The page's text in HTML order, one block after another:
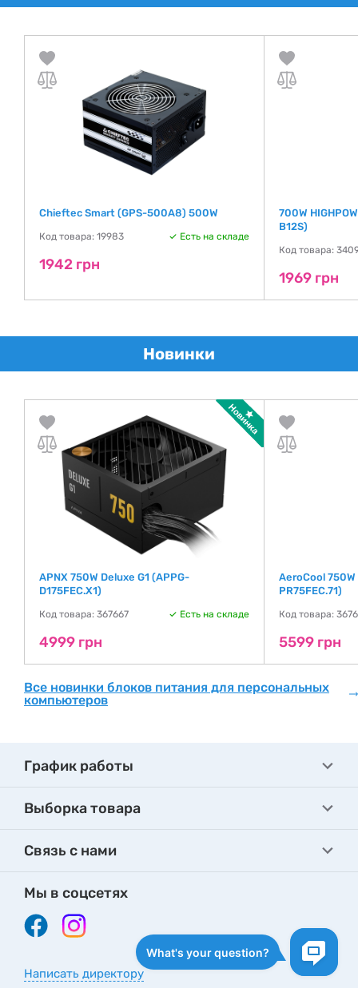
Chieftec Smart (GPS-500A8) 500W
Код товара: 19983 Есть на складе
1942 грн
700W
B12S)
Код товара:
1969 грн
Новинки
APNX 750W Deluxe G1 (APPG-
D175FEC.X1)
Код товара: 367667 Есть на складе
4999 грн
AeroCool
PR75FEC.71)
Код товара:
5599 грн
Все новинки блоков питания для персональных
компьютеров
График работы
Выборка товара
Связь с нами
Мы в соцсетях
Написать директору